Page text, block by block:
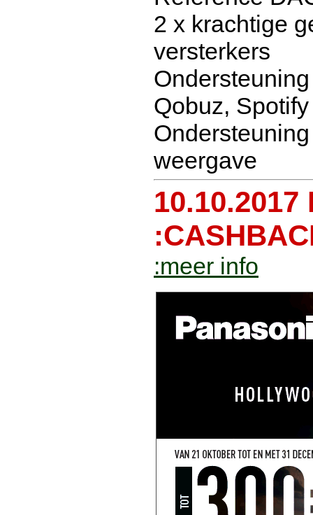
2 x krachtige
versterkers
Qobuz,
weergave
:meer info